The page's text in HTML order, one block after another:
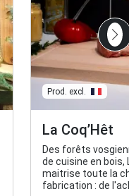
Prod. excl.
La Coq’Hêt
Des forêts
de cuisine en bois,
maitrise toute la
fabrication : de